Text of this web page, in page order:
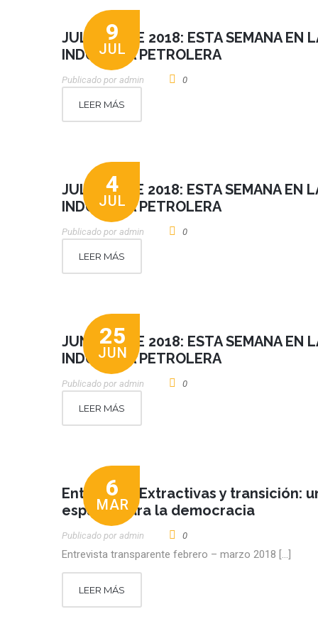
9
JUL
JULIO 09 DE 2018: ESTA SEMANA EN
INDUSTRIA PETROLERA
Publicado por Admin 0
LEER MÁS
4
JUL
JULIO 03 DE 2018: ESTA SEMANA EN
INDUSTRIA PETROLERA
Publicado por Admin 0
LEER MÁS
25
JUN
JUNIO 25 DE 2018: ESTA SEMANA EN
INDUSTRIA PETROLERA
Publicado por Admin 0
LEER MÁS
6
MAR
Entrevista. Extractivas y transición:
espacio para la democracia
Publicado por Admin 0
Entrevista transparente febrero – marzo 2018 […]
LEER MÁS